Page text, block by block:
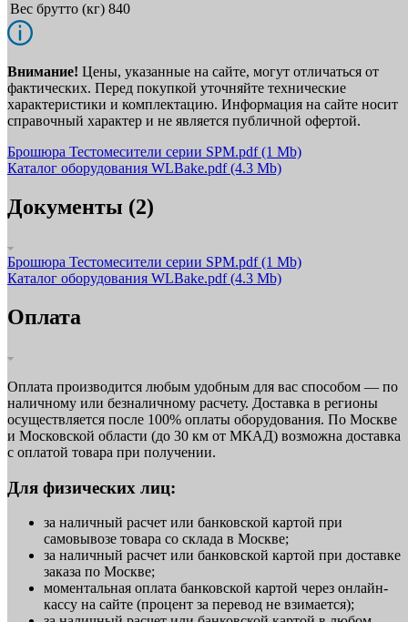
Вес брутто (кг) 840
Внимание! Цены, указанные на сайте, могут отличаться от
фактических. Перед покупкой уточняйте технические
характеристики и комплектацию. Информация на сайте носит
справочный характер и не является публичной офертой.
Брошюра Тестомесители серии SPM.pdf(1 Mb)
Каталог оборудования WLBake.pdf(4.3 Mb)
Документы (2)
Брошюра Тестомесители серии SPM.pdf(1 Mb)
Каталог оборудования WLBake.pdf(4.3 Mb)
Оплата
Оплата производится любым удобным для вас способом — по
наличному или безналичному расчету. Доставка в регионы
осуществляется после 100% оплаты оборудования. По Москве
и Московской области (до 30 км от МКАД) возможна доставка
с оплатой товара при получении.
Для физических лиц:
за наличный расчет или банковской картой при
самовывозе товара со склада в Москве;
за наличный расчет или банковской картой при доставке
заказа по Москве;
моментальная оплата банковской картой через онлайн-
кассу на сайте (процент за перевод не взимается);